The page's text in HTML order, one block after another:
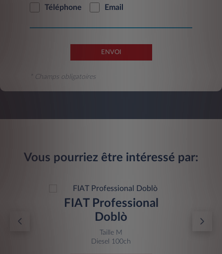
Téléphone Email
ENVOI
* Champs obligatoires
Vous pourriez être intéressé par:
FIAT Professional
Doblò
Taille M
Diesel 100ch